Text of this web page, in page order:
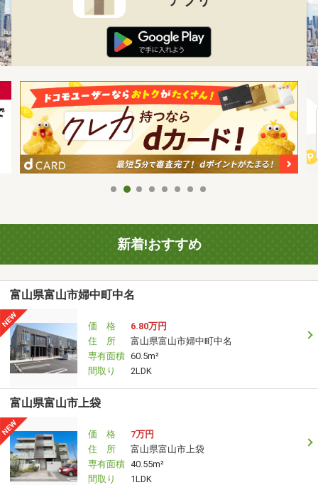
新着!おすすめ
富山県富山市婦中町中名
価 格
6.80万円
住 所
富山県富山市婦中町中名
専有面積 60.5m²
間取り
2LDK
富山県富山市上袋
価 格
7万円
住 所
富山県富山市上袋
専有面積 40.55m²
間取り
1LDK